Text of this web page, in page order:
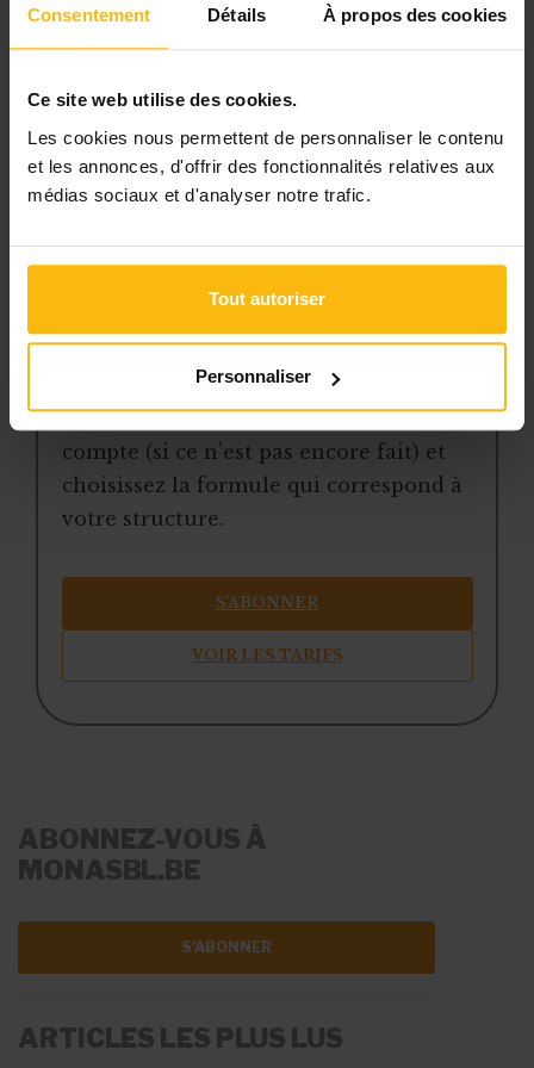
Consentement Détails À propos des cookies
Ce site web utilise des cookies.
Les cookies nous permettent de personnaliser le contenu
et les annonces, d'offrir des fonctionnalités relatives aux
médias sociaux et d'analyser notre trafic.
Tout autoriser
Personnaliser
l’accès libre à l’ensemble des
des articles, dossiers et conseils
pratiques régulièrement mis à jour
la veille sur les lois, règles et
jurisprudence
modèles et ressources
téléchargeables
une newsletter hebdomadaire
adaptée à vos besoins
Pour continuer la lecture, créez votre
compte (si ce n’est pas encore fait) et
choisissez la formule qui correspond à
votre structure.
S’ABONNER
VOIR LES TARIFS
ABONNEZ-VOUS À
MONASBL.BE
S'ABONNER
ARTICLES LES PLUS LUS